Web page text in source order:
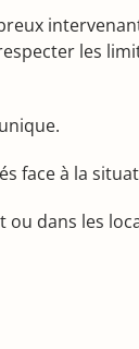
les
à la
dans les